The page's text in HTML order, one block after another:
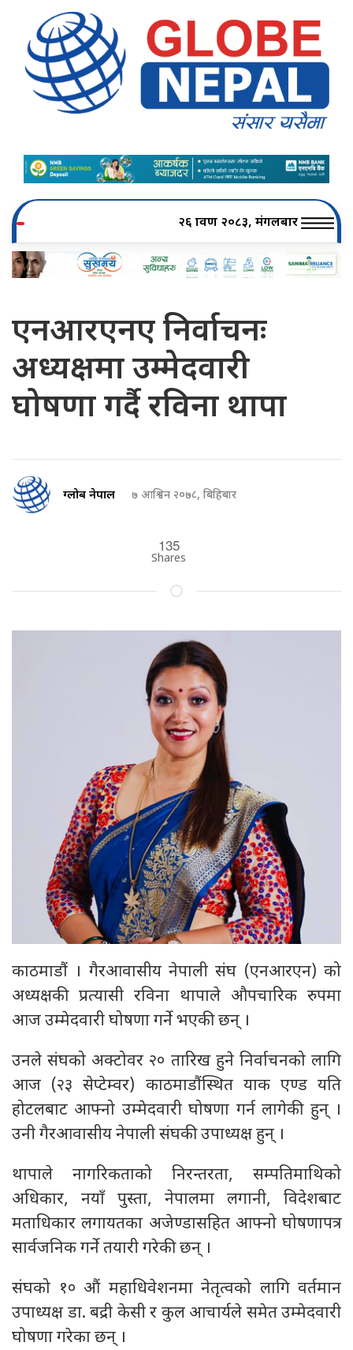
२६ श्रावण २०८३, मंगलबार
एनआरएनए निर्वाचनः
अध्यक्षमा उम्मेदवारी
घोषणा गर्दै रविना थापा
ग्लोब नेपाल ७ आश्विन २०७८, बिहिबार
135
Shares
काठमाडौं । गैरआवासीय नेपाली संघ (एनआरएन) को
अध्यक्षकी प्रत्यासी रविना थापाले औपचारिक रुपमा
आज उम्मेदवारी घोषणा गर्ने भएकी छन् ।
उनले संघको अक्टोवर २० तारिख हुने निर्वाचनको लागि
आज (२३ सेप्टेम्वर) काठमाडौंस्थित याक एण्ड यति
होटलबाट आफ्नो उम्मेदवारी घोषणा गर्न लागेकी हुन् ।
उनी गैरआवासीय नेपाली संघकी उपाध्यक्ष हुन् ।
थापाले नागरिकताको निरन्तरता, सम्पतिमाथिको
अधिकार, नयाँ पुस्ता, नेपालमा लगानी, विदेशबाट
मताधिकार लगायतका अजेण्डासहित आफ्नो घोषणापत्र
सार्वजनिक गर्ने तयारी गरेकी छन् ।
संघको १० औं महाधिवेशनमा नेतृत्वको लागि वर्तमान
उपाध्यक्ष डा. बद्री केसी र कुल आचार्यले समेत उम्मेदवारी
घोषणा गरेका छन् ।